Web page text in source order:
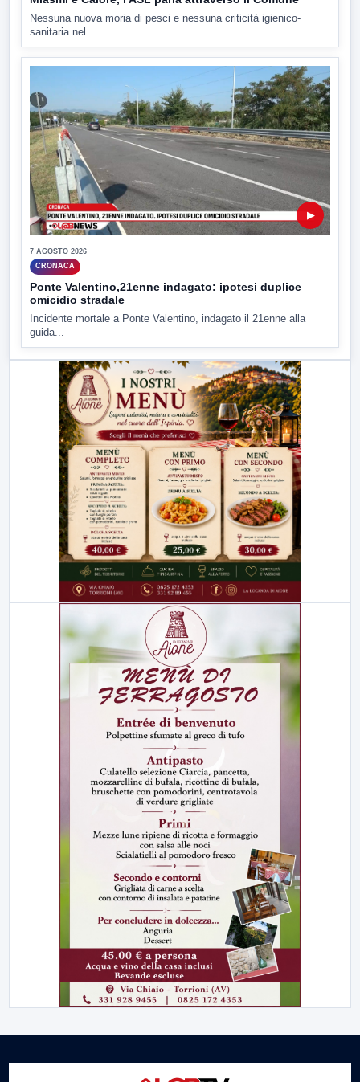
Nessuna nuova moria di pesci e nessuna criticità igienico-
sanitaria nel...
▶
7 AGOSTO 2026
CRONACA
Ponte Valentino,21enne indagato: ipotesi duplice
omicidio stradale
Incidente mortale a Ponte Valentino, indagato il 21enne alla
guida...